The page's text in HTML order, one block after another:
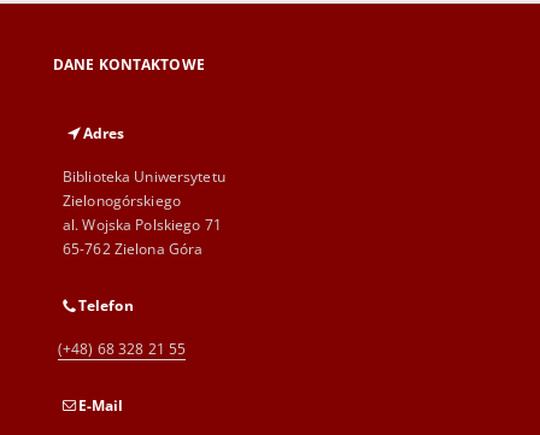
DANE KONTAKTOWE
Adres
Biblioteka Uniwersytetu
Zielonogórskiego
al. Wojska Polskiego 71
65-762 Zielona Góra
Telefon
(+48) 68 328 21 55
E-Mail